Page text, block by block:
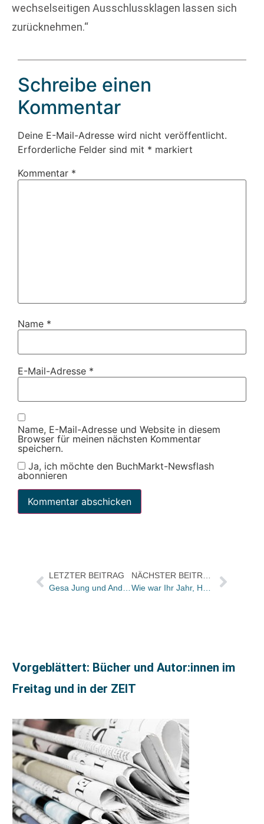
wechselseitigen Ausschlussklagen lassen sich
zurücknehmen.“
Schreibe einen
Kommentar
Deine E-Mail-Adresse wird nicht veröffentlicht.
Erforderliche Felder sind mit * markiert
Kommentar *
Name *
E-Mail-Adresse *
Name, E-Mail-Adresse und Website in diesem
Browser für meinen nächsten Kommentar
speichern.
Ja, ich möchte den BuchMarkt-Newsflash
abonnieren
LETZTER BEITRAG
Vorgeblättert: Bücher und Autor:innen im
Freitag und in der ZEIT